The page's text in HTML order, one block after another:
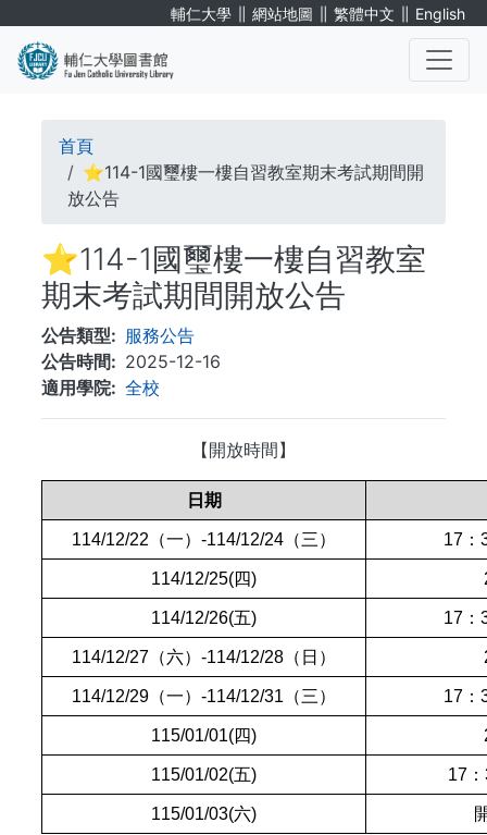
輔仁大學 ∥ 網站地圖 ∥ 繁體中文 ∥ English
導
航
連
結
首頁
⭐114-1國璽樓一樓自習教室期末考試期間開
放公告
⭐114-1國璽樓一樓自習教室
期末考試期間開放公告
公告類型
服務公告
公告時間
2025-12-16
適用學院
全校
【開放時間】
日期
114/12/22（一）-114/12/24（三） 17：
114/12/25(四)
114/12/26(五) 17：
114/12/27（六）-114/12/28（日）
114/12/29（一）-114/12/31（三） 17：
115/01/01(四)
115/01/02(五) 17
115/01/03(六)